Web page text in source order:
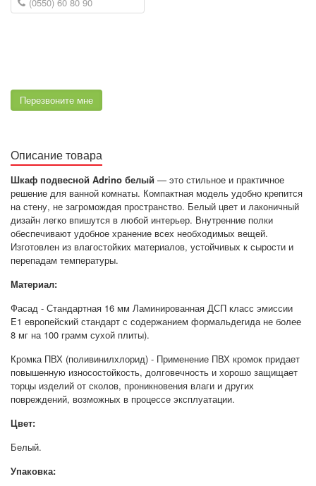
Перезвоните мне
Описание товара
Шкаф подвесной Adrino белый — это стильное и практичное
решение для ванной комнаты. Компактная модель удобно крепится
на стену, не загромождая пространство. Белый цвет и лаконичный
дизайн легко впишутся в любой интерьер. Внутренние полки
обеспечивают удобное хранение всех необходимых вещей.
Изготовлен из влагостойких материалов, устойчивых к сырости и
перепадам температуры.
Материал:
Фасад - Стандартная 16 мм Ламинированная ДСП класс эмиссии
E1 европейский стандарт с содержанием формальдегида не более
8 мг на 100 грамм сухой плиты).
Кромка ПВХ (поливинилхлорид) - Применение ПВХ кромок придает
повышенную износостойкость, долговечность и хорошо защищает
торцы изделий от сколов, проникновения влаги и других
повреждений, возможных в процессе эксплуатации.
Цвет:
Белый.
Упаковка: